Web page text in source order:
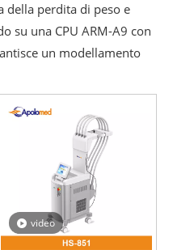
della perdita di peso e
su una CPU ARM-A9 con
un modellamento
video